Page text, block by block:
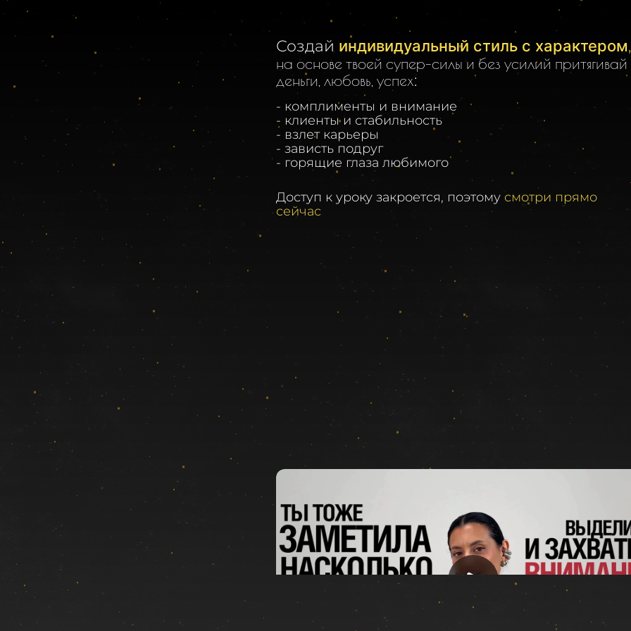
Создай индивидуальный стиль с характером
на основе твоей супер-силы и без усилий притягивай
деньги, любовь, успех:
- комплименты и внимание
- клиенты и стабильность
- взлет карьеры
- зависть подруг
- горящие глаза любимого
Доступ к уроку закроется, поэтому смотри прямо
сейчас